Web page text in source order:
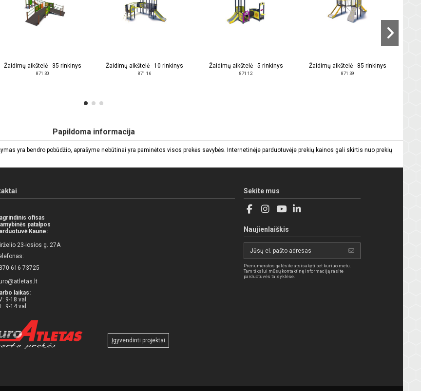
Žaidimų aikštelė - 35 rinkinys
871 30
Žaidimų aikštelė - 10 rinkinys
871 16
Žaidimų aikštelė - 5 rinkinys
871 12
Žaidimų aikštelė - 85 rinkinys
871 39
Papildoma informacija
yra bendro pobūdžio, aprašyme nebūtinai yra paminėtos visos prekės savybės. Internetinėje parduotuvėje prekių kainos gali skirtis nuo prekių
ofisas
patalpos
Kaune:
23-iosios g. 27A
616 73725
laikas:
9-18 val.
9-14 val.
Įgyvendinti projektai
Sekite mus
Naujienlaiškis
Prenumeratos galėsite atsisakyti bet kuriuo metu.
Tam tikslui mūsų kontaktinę informaciją rasite
parduotuvės taisyklėse.